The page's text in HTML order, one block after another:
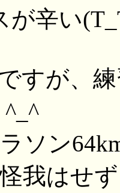
が辛い
すが、
ソン
我はせ